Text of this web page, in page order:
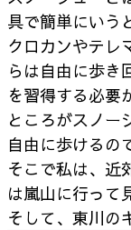
具で簡単にいう
クロカンやテレ
らは自由に歩き
を習得する必要
ところがスノー
自由に歩けるの
そこで私は、近
は嵐山に行って
そして、東川の